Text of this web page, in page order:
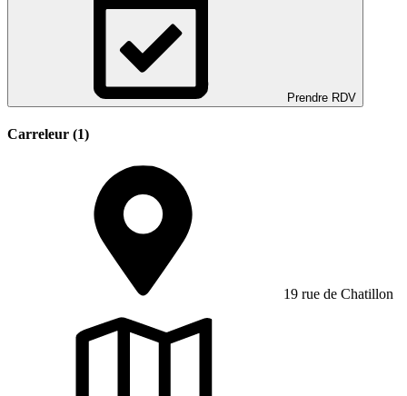
Prendre RDV
Carreleur (1)
19 rue de Chatillon